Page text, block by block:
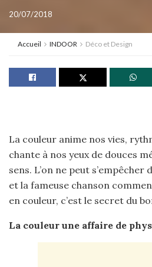
20/07/2018
Accueil INDOOR Déco et Design
La couleur anime nos vies,
chante à nos yeux de douces
sens. L’on ne peut s’empêcher
et la fameuse chanson
en couleur, c’est le secret du
La couleur une affaire de